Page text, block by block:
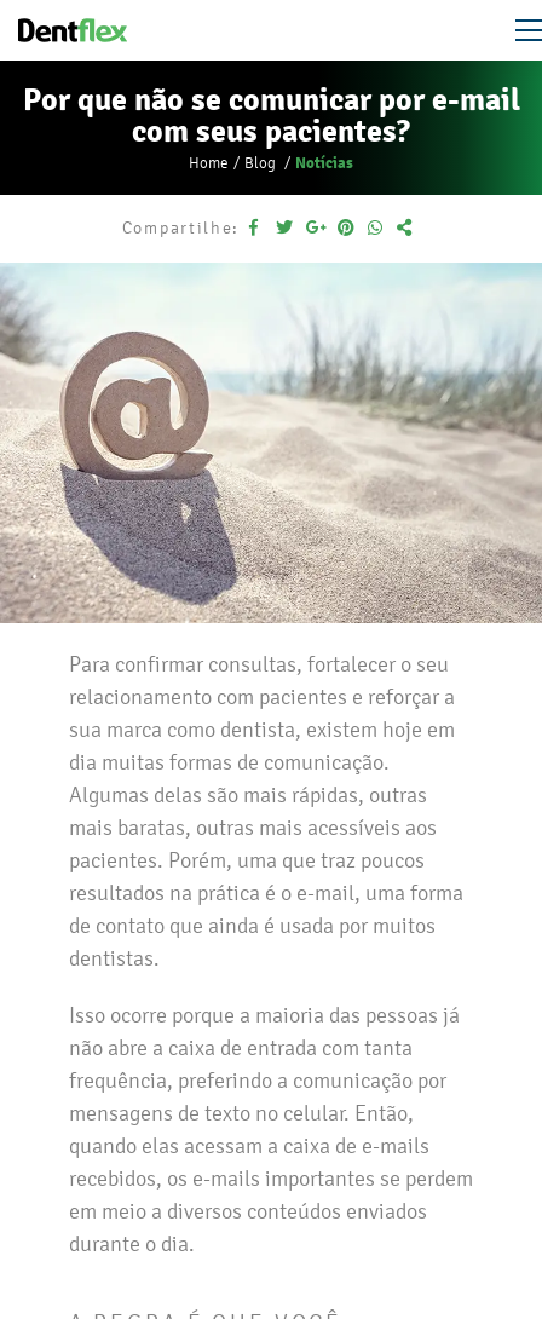
Por que não se comunicar por e-mail
com seus pacientes?
Home Blog Notícias
Compartilhe:
Para confirmar consultas, fortalecer o seu
relacionamento com pacientes e reforçar a
sua marca como dentista, existem hoje em
dia muitas formas de comunicação.
Algumas delas são mais rápidas, outras
mais baratas, outras mais acessíveis aos
pacientes. Porém, uma que traz poucos
resultados na prática é o e-mail, uma forma
de contato que ainda é usada por muitos
dentistas.
Isso ocorre porque a maioria das pessoas já
não abre a caixa de entrada com tanta
frequência, preferindo a comunicação por
mensagens de texto no celular. Então,
quando elas acessam a caixa de e-mails
recebidos, os e-mails importantes se perdem
em meio a diversos conteúdos enviados
durante o dia.